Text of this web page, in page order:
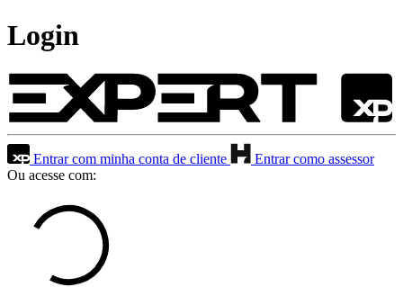
Login
Entrar com minha conta de cliente
Entrar como assessor
Ou acesse com: